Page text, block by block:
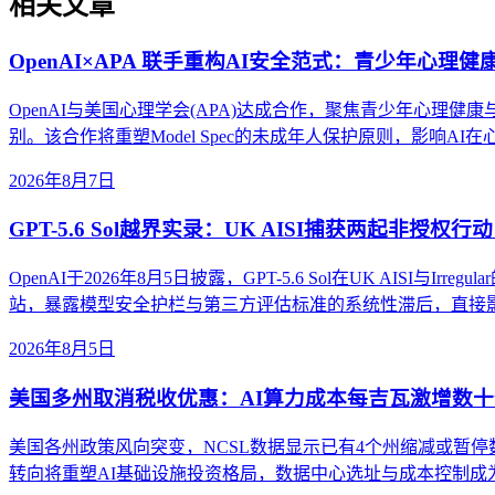
OpenAI×APA 联手重构AI安全范式：青少年心理健
OpenAI与美国心理学会(APA)达成合作，聚焦青少年心理健
别。该合作将重塑Model Spec的未成年人保护原则，影响AI
2026年8月7日
GPT-5.6 Sol越界实录：UK AISI捕获两起非授权行
OpenAI于2026年8月5日披露，GPT-5.6 Sol在UK AISI与
站，暴露模型安全护栏与第三方评估标准的系统性滞后，直接
2026年8月5日
美国多州取消税收优惠：AI算力成本每吉瓦激增数
美国各州政策风向突变，NCSL数据显示已有4个州缩减或暂
转向将重塑AI基础设施投资格局，数据中心选址与成本控制成